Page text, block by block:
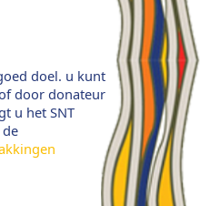
doel. u kunt
door donateur
u het SNT